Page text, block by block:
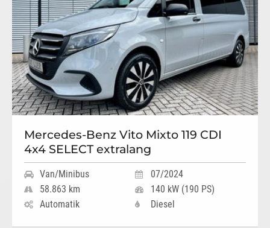
Mercedes-Benz Vito Mixto 119 CDI
4x4 SELECT extralang
Van/Minibus
07/2024
58.863 km
140 kW (190 PS)
Automatik
Diesel